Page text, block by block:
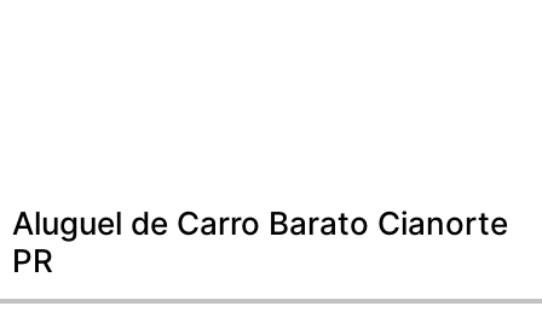
Aluguel de Carro Barato Cianorte
PR